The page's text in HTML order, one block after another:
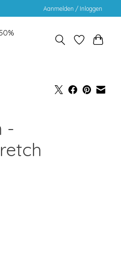
Aanmelden / Inloggen
-